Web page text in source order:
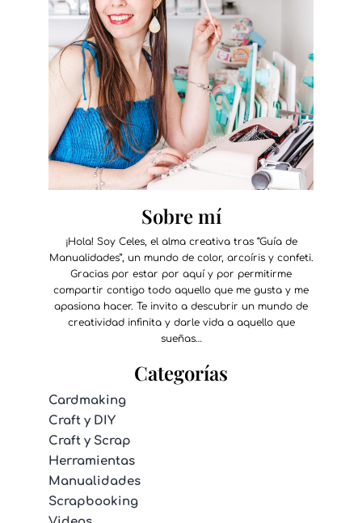
Sobre mí
¡Hola! Soy Celes, el alma creativa tras “Guía de
Manualidades”, un mundo de color, arcoíris y confeti.
Gracias por estar por aquí y por permitirme
compartir contigo todo aquello que me gusta y me
apasiona hacer. Te invito a descubrir un mundo de
creatividad infinita y darle vida a aquello que
sueñas…
Categorías
Cardmaking
Craft y DIY
Craft y Scrap
Herramientas
Manualidades
Scrapbooking